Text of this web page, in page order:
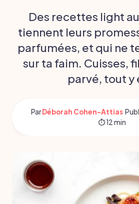
Des recettes light
tiennent leurs
parfumées, et qui ne
sur ta faim. Cuisses,
parvé, tout y
ParDéborah Cohen-Attias·
⏱ 12 min